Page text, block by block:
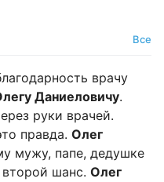
Все
врачу
Даниеловичу.
руки врачей.
правда. Олег
мужу, папе, дедушке
шанс. Олег